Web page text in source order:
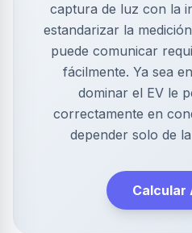
captura de luz con la
estandarizar la
puede comunicar
fácilmente. Ya sea
dominar el EV le
correctamente en
depender solo de
Calcular